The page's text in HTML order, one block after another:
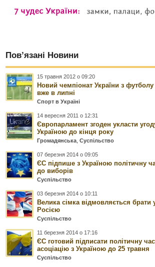
Пов’язані Новини
15 травня 2012 о 09:20
Новий чемпіонат України з
вже в липні
Спорт в Україні
14 вересня 2011 о 12:31
Європарламент згоден укласти
Україною до кінця року
Громадянська ,Суспільство
07 березня 2014 о 09:05
ЄС підпише з Україною політичну
до виборів
Суспільство
03 березня 2014 о 10:11
Велика сімка відмовляється брати
Росією
Суспільство
11 березня 2014 о 17:16
ЄС готовий підписати політичну
асоціацію з Україною до 25 травня
Суспільство